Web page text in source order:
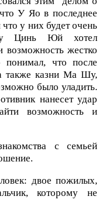
У Яо в последнее
у них будет очень
Цинь Юй хотел
возможность жестко
что после
также казни Ма Шу,
было уладить.
нанесет удар
возможность и
с семьей
двое пожилых,
которому не